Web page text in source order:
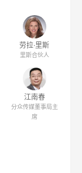
劳拉·里斯
里斯合伙人
江南春
分众传媒董事局主
席